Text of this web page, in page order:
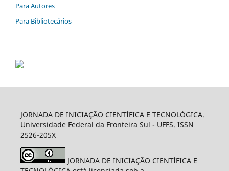
Para Autores
Para Bibliotecários
JORNADA DE INICIAÇÃO CIENTÍFICA E TECNOLÓGICA.
Universidade Federal da Fronteira Sul - UFFS. ISSN
2526-205X
JORNADA DE INICIAÇÃO CIENTÍFICA E